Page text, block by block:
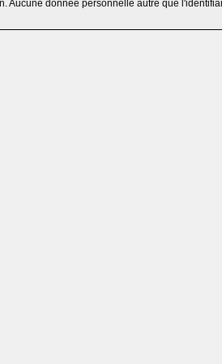
Aucune donnée personnelle autre que